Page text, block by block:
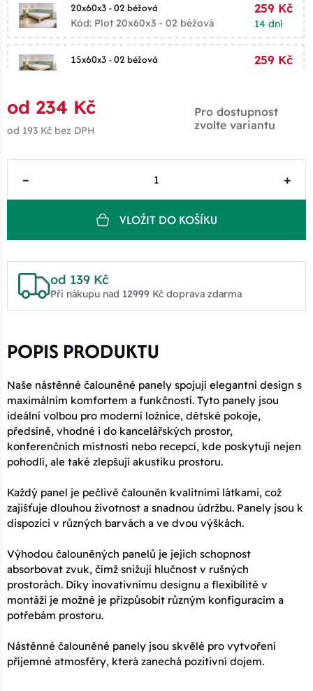
20x60x3 - 02 béžová
Kód: Plot 20x60x3 - 02 béžová
259 Kč
14 dní
15x60x3 - 02 béžová 259 Kč
25x50x3 - 02 béžová
Kód: Plot 25x50x3 - 02 béžová
267 Kč
14 dní
30x50x3 - 02 béžová
Kód: Plot 30x50x3 - 02 béžová
267 Kč
20x70x3 - 02 béžová
Kód: Plot 20x70x3 - 02 béžová
15x70x3 - 02 béžová
Kód: Plot 15x70x3 - 02 béžová
303 Kč
Kód: Plot 30x60x3 - 02 béžová 14 dní
20x80x3 - 02 béžová
Kód: Plot 20x80x3 - 02 béžová
346 Kč
15x80x3 - 02 béžová
Kód: Plot 15x80x3 - 02 béžová 14 dní
25x70x3 - 02 béžová
30x70x3 - 02 béžová
Kód: Plot 30x70x3 - 02 béžová
371 Kč
14 dní
Kód: Plot 20x90x3 - 02 béžová 14 dní
Pro dostupnost
zvolte variantu
od 234 Kč
od 193 Kč bez DPH
– +
VLOŽIT DO KOŠÍKU
od 139 Kč
Při nákupu nad 12999 Kč doprava zdarma
POPIS PRODUKTU
Naše nástěnné čalouněné panely spojují elegantní design s
maximálním komfortem a funkčností. Tyto panely jsou
ideální volbou pro moderní ložnice, dětské pokoje,
předsíně, vhodné i do kancelářských prostor,
konferenčních místností nebo recepcí, kde poskytují nejen
pohodlí, ale také zlepšují akustiku prostoru.
Každý panel je pečlivě čalouněn kvalitními látkami, což
zajišťuje dlouhou životnost a snadnou údržbu. Panely jsou k
dispozici v různých barvách a ve dvou výškách.
Výhodou čalouněných panelů je jejich schopnost
absorbovat zvuk, čímž snižují hlučnost v rušných
prostorách. Díky inovativnímu designu a flexibilitě v
montáži je možné je přizpůsobit různým konfiguracím a
potřebám prostoru.
Nástěnné čalouněné panely jsou skvělé pro vytvoření
příjemné atmosféry, která zanechá pozitivní dojem.